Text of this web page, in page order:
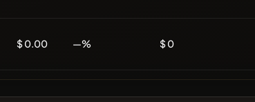
$ 0.00 —% $ 0